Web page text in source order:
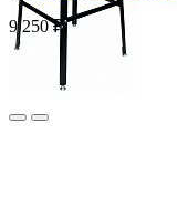
9 250 ₽